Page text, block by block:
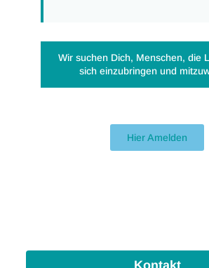
Wir suchen Dich, Menschen, die
sich einzubringen und
Hier Amelden